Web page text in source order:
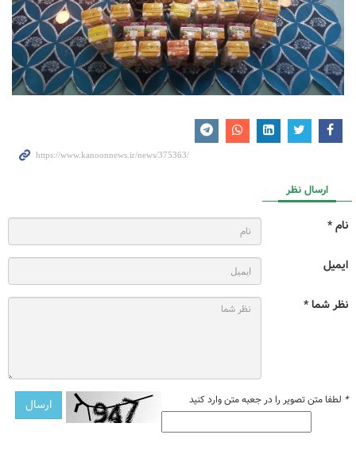
ارسال نظر
نام *
ایمیل
نظر شما *
* لطفا متن تصویر را در جعبه متن وارد کنید